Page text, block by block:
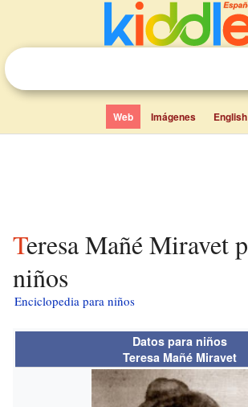
Web Imágenes English
Teresa Mañé Miravet para
niños
Enciclopedia para niños
Datos para niños
Teresa Mañé Miravet